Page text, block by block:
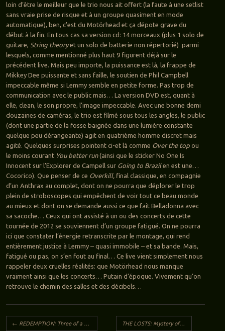
loin d’être le meilleur que le trio nous ait offert (la faute à une setlist
sans vraie prise de risque et à un groupe quasiment en mode
automatique), ben, c’est du Motörhead et ça dépote grave du
début à la fin. En tous cas sa version cd: 14 morceaux (plus 1 solo de
guitare, String theoryet un solo de batterie non répertorié) parmi
lesquels, comme mentionné plus haut 9 figurent déjà sur le
précédent live. Mais peu importe, la puissance est là, la frappe de
Mikkey Dee puissante et sans faille, le soutien de Phil Campbell
impeccable même si Lemmy semble en petite forme. Pas trop de
communication avec le public mais… La version DVD est, quant à
elle, clean, le son propre, l’image impeccable. Avec une bonne demi
douzaines de caméras, le trio est filmé sous tous les angles, le public
(dont une partie de la fosse baignée dans une lumière constante
quelque peu dérangeante) agit en quatrième homme discret mais
agité. Quelques surprises pointent ci-et là comme Over the topou
le moins courantYou better run(ainsi que le sticker No One Is
Innocent sur l’Explorer de Campell sur Going to Brazilen est une…
Cocorico). Que penser de ce Overkill,final classique, en compagnie
d’un Anthrax au complet, dont on ne pourra que déplorer le trop
plein de stroboscopes qui empêchent de voir tout ce beau monde
au mieux et dont on se demande aussi ce que fait Belladonna avec
sa sacoche… Ceux qui ont assisté à un ou des concerts de cette
tournée de 2012 se souviennent d’un groupe fatigué. On ne pourra
ici que constater l’énergie retranscrite par le montage, qui rend
entièrement justice à Lemmy – quasi immobile – et sa bande. Mais,
fatigué ou pas, on s’en fout au final… Ce live vient simplement nous
rappeler deux cruelles réalités: que Motörhead nous manque
vraiment ainsi que les concerts… Putain d’époque. Vivement qu’on
retrouve le chemin des salles et des décibels…
Navigation des articles
← REDEMPTION: Three of a kind THE LOSTS: Mystery of depths